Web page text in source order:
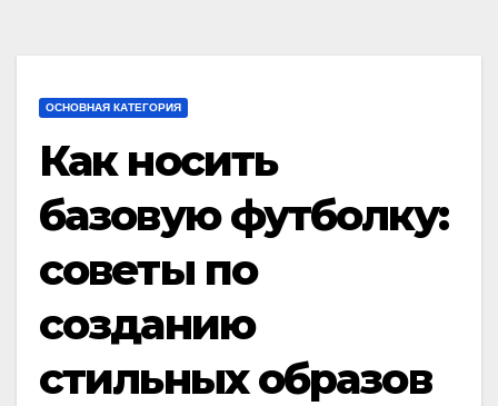
ОСНОВНАЯ КАТЕГОРИЯ
Как носить
базовую футболку:
советы по
созданию
стильных образов